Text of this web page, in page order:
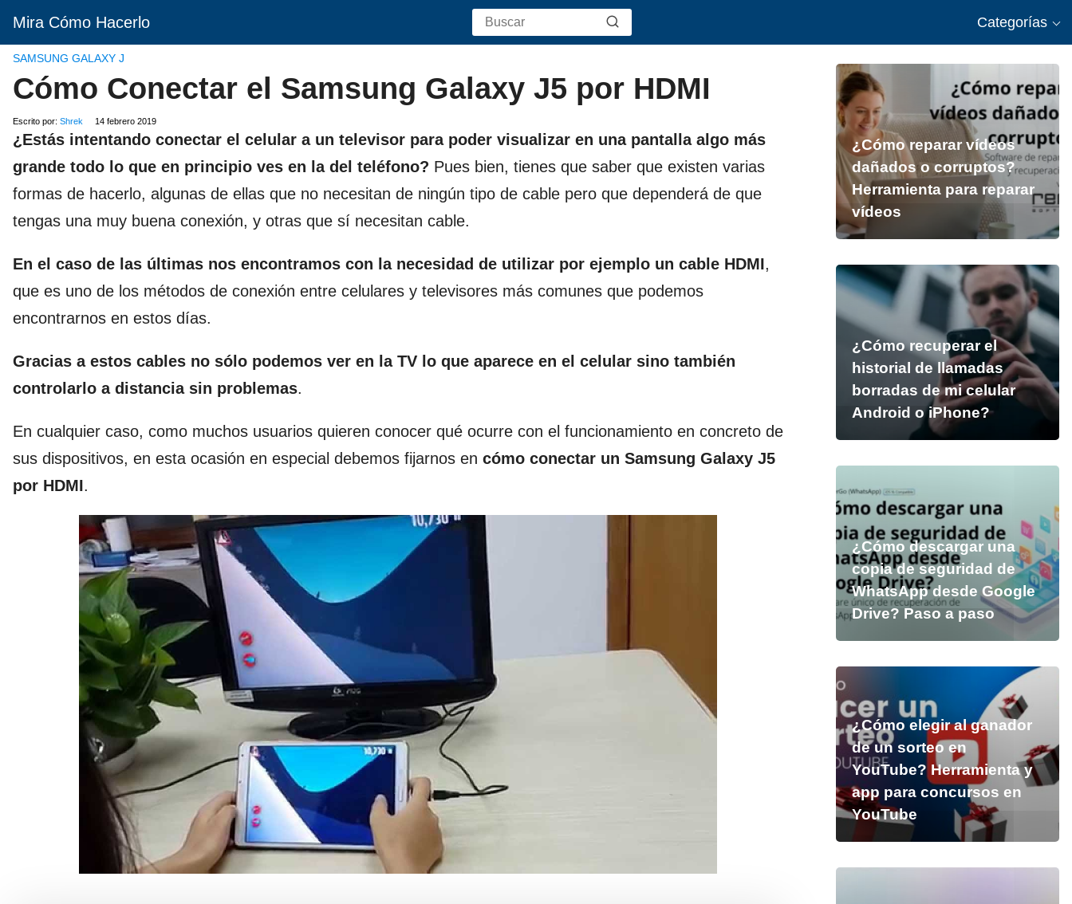
Mira Cómo Hacerlo Categorías
SAMSUNG GALAXY J
Cómo Conectar el Samsung Galaxy J5 por HDMI
Escrito por: Shrek 14 febrero 2019
¿Estás intentando conectar el celular a un televisor para poder visualizar en una pantalla algo más
grande todo lo que en principio ves en la del teléfono? Pues bien, tienes que saber que existen varias
formas de hacerlo, algunas de ellas que no necesitan de ningún tipo de cable pero que dependerá de que
tengas una muy buena conexión, y otras que sí necesitan cable.
En el caso de las últimas nos encontramos con la necesidad de utilizar por ejemplo un cable HDMI,
que es uno de los métodos de conexión entre celulares y televisores más comunes que podemos
encontrarnos en estos días.
Gracias a estos cables no sólo podemos ver en la TV lo que aparece en el celular sino también
controlarlo a distancia sin problemas.
En cualquier caso, como muchos usuarios quieren conocer qué ocurre con el funcionamiento en concreto de
sus dispositivos, en esta ocasión en especial debemos fijarnos en cómo conectar un Samsung Galaxy J5
por HDMI.
¿Cómo reparar vídeos
dañados o corruptos?
Herramienta para reparar
vídeos
¿Cómo recuperar el
historial de llamadas
borradas de mi celular
Android o iPhone?
¿Cómo descargar una
copia de seguridad de
WhatsApp desde Google
Drive? Paso a paso
¿Cómo elegir al ganador
de un sorteo en
YouTube? Herramienta y
app para concursos en
YouTube